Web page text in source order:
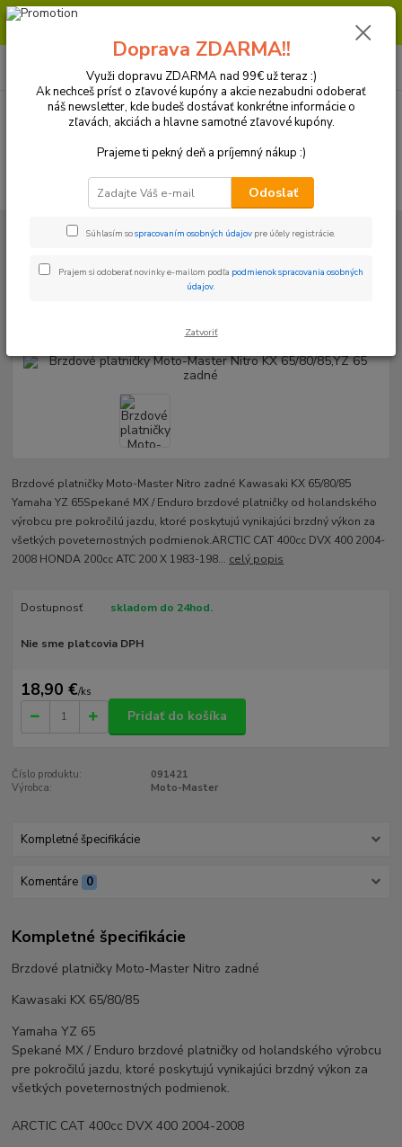
Milí zákazníci, pri objednávke nad 99€ získate poštovné ZDARMA.
(Po-Pia, 8:30-16:30 hod.)
Brzdový systém Platničky Honda
Brzdové platničky Moto-
Brzdové platničky Moto-Master
Brzdové platničky Moto-Master Nitro zadné Kawasaki KX 65/80/85
Yamaha YZ 65Spekané MX / Enduro brzdové platničky od holandského
výrobcu pre pokročilú jazdu, ktoré poskytujú vynikajúci brzdný výkon za
všetkých poveternostných podmienok.ARCTIC CAT 400cc DVX 400 2004-
2008 HONDA 200cc ATC 200 X 1983-198... celý popis
Dostupnosť skladom do 24hod.
Nie sme platcovia DPH
18,90 €/ks
Pridať do košíka
Číslo produktu:
091421
Výrobca:
Moto-Master
Kompletné špecifikácie
Komentáre 0
Kompletné špecifikácie
Brzdové platničky Moto-Master Nitro zadné
Kawasaki KX 65/80/85
Yamaha YZ 65
Spekané MX / Enduro brzdové platničky od holandského výrobcu
pre pokročilú jazdu, ktoré poskytujú vynikajúci brzdný výkon za
všetkých poveternostných podmienok.
ARCTIC CAT 400cc DVX 400 2004-2008
Doprava ZDARMA!!
Využi dopravu ZDARMA nad 99€ už teraz :)
Ak nechceš prísť o zľavové kupóny a akcie nezabudni odoberať
náš newsletter, kde budeš dostávať konkrétne informácie o
zľavách, akciách a hlavne samotné zľavové kupóny.
Prajeme ti pekný deň a príjemný nákup :)
Odoslať
Súhlasím sospracovaním osobných údajov pre účely registrácie.
Prajem si odoberať novinky e-mailom podľa podmienok spracovania osobných
údajov.
Zatvoriť